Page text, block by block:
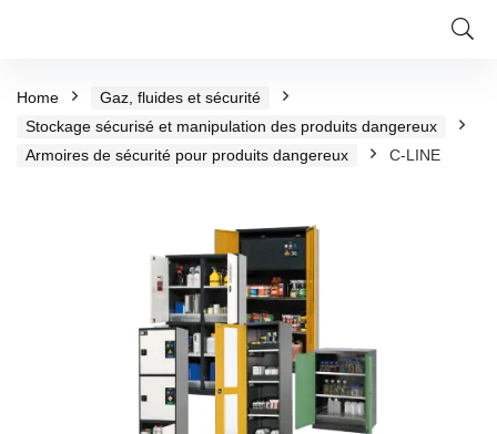
Home
Gaz, fluides et sécurité
Stockage sécurisé et manipulation des produits dangereux
Armoires de sécurité pour produits dangereux
C-LINE